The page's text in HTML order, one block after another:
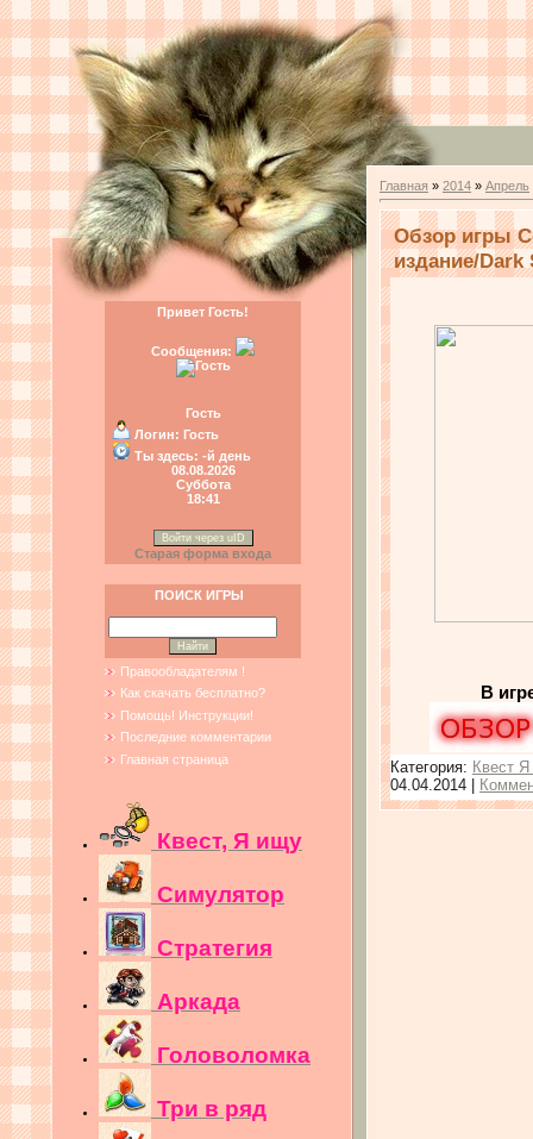
Привет Гость!
Сообщения:
Гость
Логин: Гость
Ты здесь: -й день
08.08.2026
Суббота
18:41
Войти через uID
Старая форма входа
ПОИСК ИГРЫ
Правообладателям !
Как скачать бесплатно?
Помощь! Инструкции!
Последние комментарии
Главная страница
Квест, Я ищу
Симулятор
Стратегия
Аркада
Головоломка
Три в ряд
Главная » 2014 » Апрель
Обзор игры
издание/
В
Категория: Квест
04.04.2014 |